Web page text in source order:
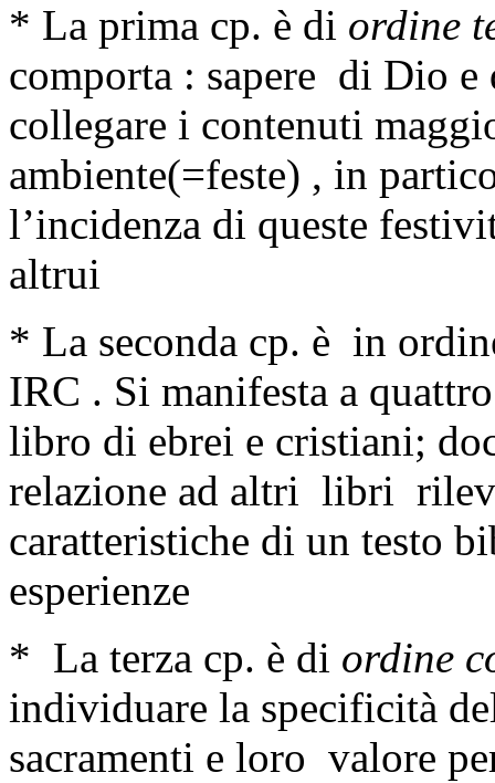
* La prima cp. è di ordine
comporta : sapere di Dio
collegare i contenuti
ambiente(=feste) , in
l’incidenza di queste
altrui
* La seconda cp. è in
IRC . Si manifesta a
libro di ebrei e cristiani;
relazione ad altri libri
caratteristiche di un testo
esperienze
* La terza cp. è di ordine
individuare la specificità
sacramenti e loro valore